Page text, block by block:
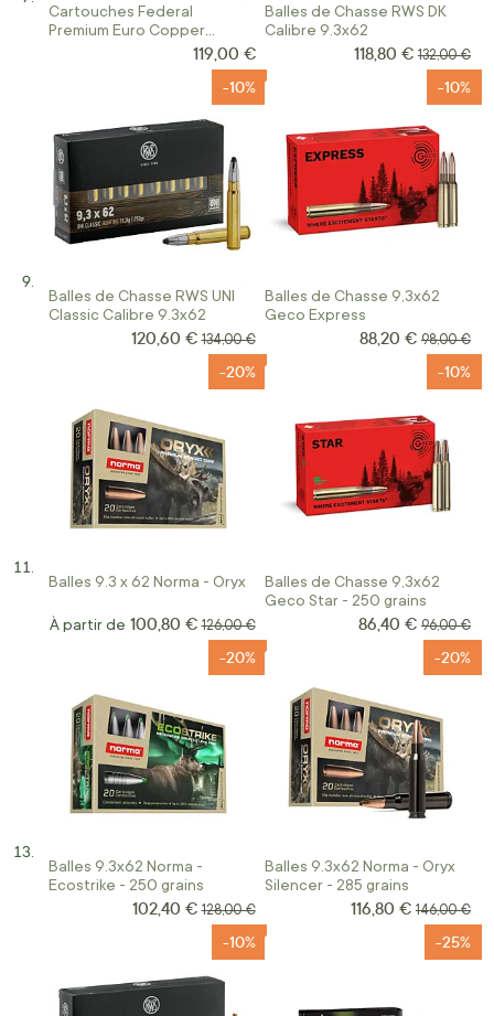
Cartouches Federal
Premium Euro Copper
Calibre 9.3X62 250 Grains
119,00 €
Balles de Chasse RWS DK
Calibre 9.3x62
Prix Spécial
118,80 € Prix normal
132,00 €
Balles de Chasse RWS UNI
Classic Calibre 9.3x62
-10%
Prix Spécial
120,60 € Prix normal
134,00 €
Balles de Chasse 9,3x62
Geco Express
-10%
Prix Spécial
88,20 € Prix
98,00 €
Balles 9.3 x 62 Norma - Oryx
-20%
À partir de 100,80 € Prix normal
126,00 €
Balles de Chasse 9,3x62
Geco Star - 250 grains
-10%
Prix Spécial
86,40 € Prix
96,00 €
Balles 9.3x62 Norma -
Ecostrike - 250 grains
-20%
Prix Spécial
102,40 € Prix normal
128,00 €
Balles 9.3x62 Norma - Oryx
Silencer - 285 grains
-20%
Prix Spécial
116,80 € Prix normal
146,00 €
-10% -25%